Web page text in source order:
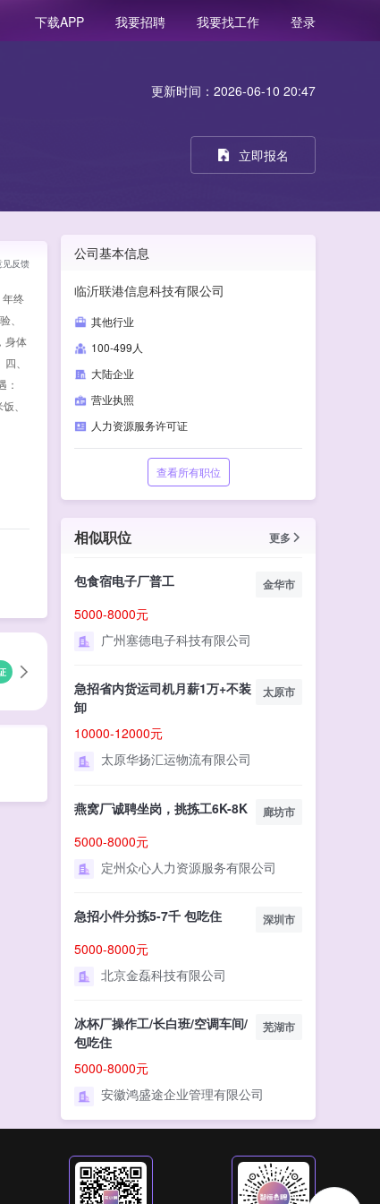
下载APP 我要招聘 我要找工作 登录
见反馈
终
、
身体
、
：
、
更新时间：2026-06-10 20:47
立即报名
公司基本信息
临沂联港信息科技有限公司
其他行业
100-499人
大陆企业
营业执照
人力资源服务许可证
查看所有职位
相似职位 更多
包食宿电子厂普工 金华市
5000-8000元
广州塞德电子科技有限公司
急招省内货运司机月薪1万+不装
卸
太原市
10000-12000元
太原华扬汇运物流有限公司
燕窝厂诚聘坐岗，挑拣工6K-8K 廊坊市
5000-8000元
定州众心人力资源服务有限公司
急招小件分拣5-7千 包吃住 深圳市
5000-8000元
北京金磊科技有限公司
冰杯厂操作工/长白班/空调车间/
包吃住
芜湖市
5000-8000元
安徽鸿盛途企业管理有限公司